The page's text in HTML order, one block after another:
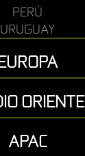
PERÚ
URUGUAY
ORIENTE
APAC